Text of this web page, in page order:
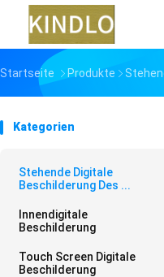
Startseite Produkte
Kategorien
Stehende Digitale
Beschilderung Des ...
Innendigitale
Beschilderung
Touch Screen Digitale
Beschilderung